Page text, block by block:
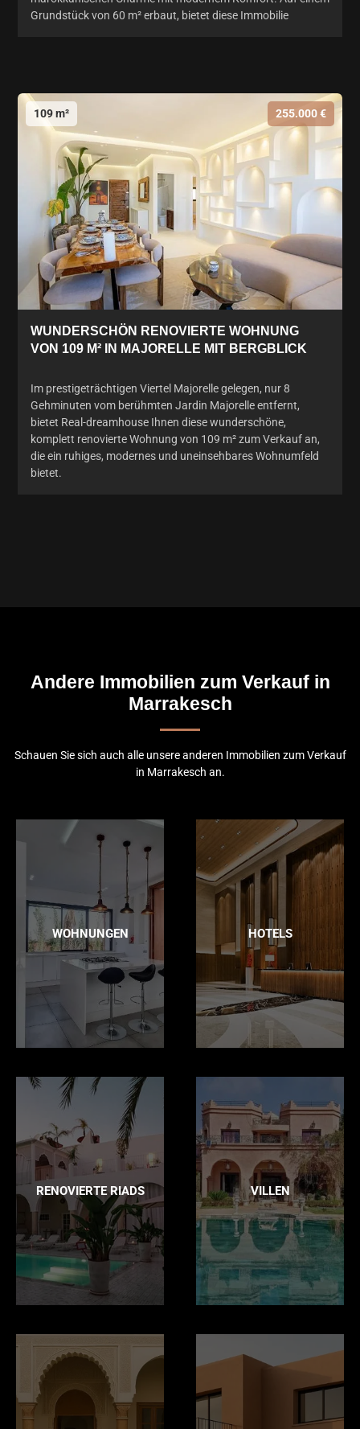
Grundstück von 60 m² erbaut, bietet diese Immobilie
109 m² 255.000 €
WUNDERSCHÖN RENOVIERTE WOHNUNG
VON 109 M² IN MAJORELLE MIT BERGBLICK
Im prestigeträchtigen Viertel Majorelle gelegen, nur 8
Gehminuten vom berühmten Jardin Majorelle entfernt,
bietet Real-dreamhouse Ihnen diese wunderschöne,
komplett renovierte Wohnung von 109 m² zum Verkauf an,
die ein ruhiges, modernes und uneinsehbares Wohnumfeld
bietet.
Andere Immobilien zum Verkauf in
Marrakesch
Schauen Sie sich auch alle unsere anderen Immobilien zum Verkauf
in Marrakesch an.
WOHNUNGEN HOTELS
RENOVIERTE RIADS VILLEN